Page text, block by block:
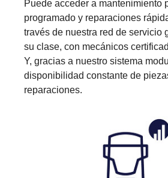
Puede acceder a mantenimiento
programado y reparaciones
través de nuestra red de servicio
su clase, con mecánicos
Y, gracias a nuestro sistema
disponibilidad constante de
reparaciones.